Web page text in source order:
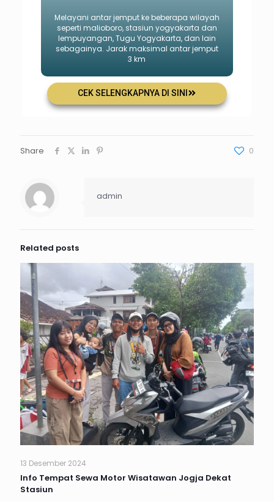
Melayani antar jemput ke beberapa wilayah
seperti malioboro, stasiun yogyakarta dan
lempuyangan, Tugu Yogyakarta, dan lain
sebagainya. Jarak maksimal antar jemput
3 km
CEK SELENGKAPNYA DI SINI
Share 0
admin
Related posts
13 Desember 2024
Info Tempat Sewa Motor Wisatawan Jogja Dekat
Stasiun